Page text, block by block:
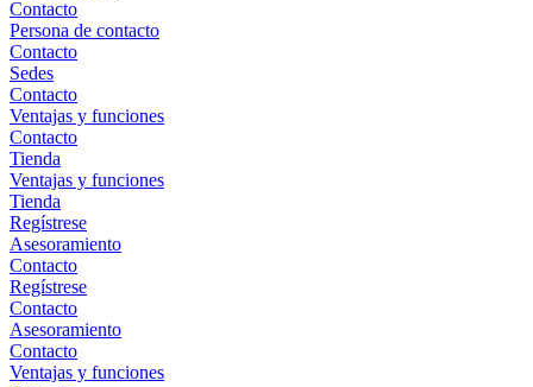
Contacto
Persona de contacto
Contacto
Sedes
Contacto
Ventajas y funciones
Contacto
Tienda
Ventajas y funciones
Tienda
Regístrese
Asesoramiento
Contacto
Regístrese
Contacto
Asesoramiento
Contacto
Ventajas y funciones